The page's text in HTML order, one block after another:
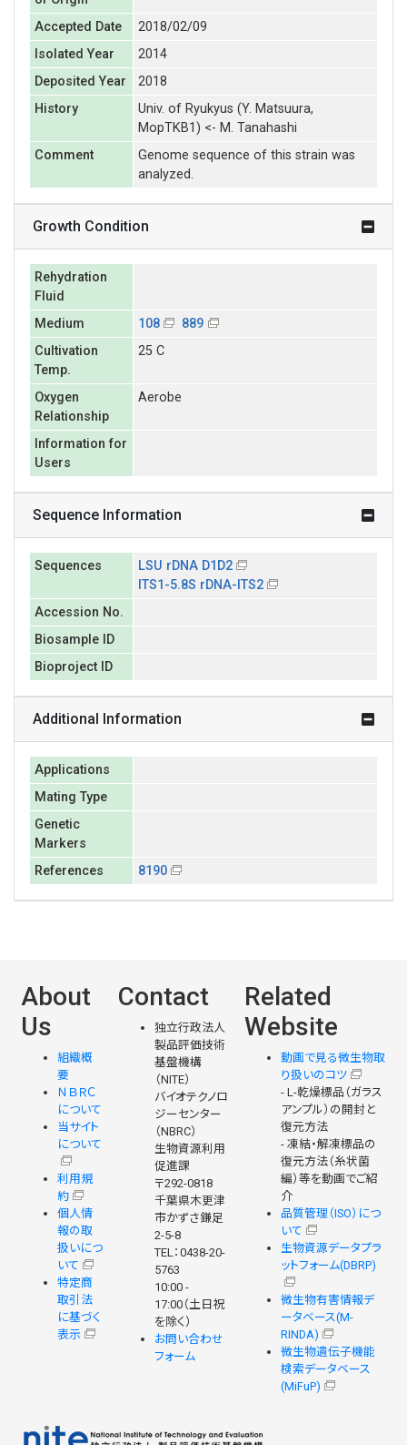
Accepted Date
2018/02/09
Isolated Year
2014
Deposited Year
2018
History
Univ. of Ryukyus (Y. Matsuura,
MopTKB1) <- M. Tanahashi
Comment
Genome sequence of this strain was
analyzed.
Growth Condition
Rehydration
Fluid
Medium
108
889
Cultivation
Temp.
25 C
Oxygen
Relationship
Aerobe
Information for
Users
Sequence Information
Sequences
LSU rDNA D1D2
ITS1-5.8S rDNA-ITS2
Accession No.
Biosample ID
Bioproject ID
Additional Information
Applications
Mating Type
Genetic
Markers
References
8190
About
Us
組織概
要
ＮＢＲＣ
について
当サイト
について
利用規
約
個人情
報の取
扱いにつ
いて
特定商
取引法
に基づく
表示
Contact
独立行政法人
製品評価技術
基盤機構
（NITE）
バイオテクノロ
ジーセンター
（NBRC）
生物資源利用
促進課
〒292-0818
千葉県木更津
市かずさ鎌足
2-5-8
TEL：0438-20-
5763
10:00 -
17:00（土日祝
を除く）
お問い合わせ
フォーム
Related
Website
動画で見る微生物取
り扱いのコツ
- L-乾燥標品（ガラス
アンプル）の開封と
復元方法
- 凍結・解凍標品の
復元方法（糸状菌
編）等を動画でご紹
介
品質管理（ISO）につ
いて
生物資源データプラ
ットフォーム(DBRP)
微生物有害情報デ
ータベース(M-
RINDA)
微生物遺伝子機能
検索データベース
(MiFuP)